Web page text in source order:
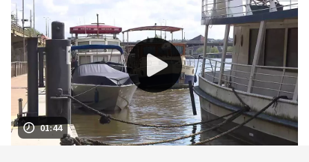
01:44